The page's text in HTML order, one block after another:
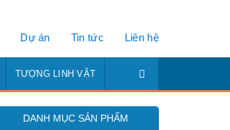
Dự án Tin tức Liên hệ
TƯỢNG LINH VẬT
DANH MỤC SẢN PHẨM